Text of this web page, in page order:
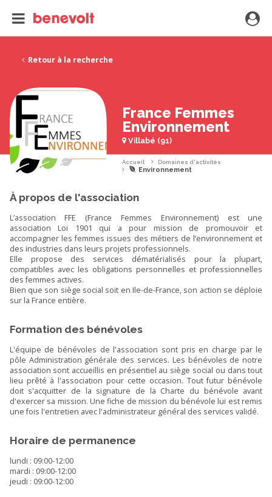
Retour à la recherche
France Femmes
Environnement
Villabé (91)
Accueil Domaines d'activités
Environnement
À propos de l'association
L’association FFE (France Femmes Environnement) est une
association Loi 1901 qui a pour mission de promouvoir et
accompagner les femmes issues des métiers de l’environnement et
des industries dans leurs projets professionnels.
Elle propose des services dématérialisés pour la plupart,
compatibles avec les obligations personnelles et professionnelles
des femmes actives.
Bien que son siège social soit en Ile-de-France, son action se déploie
sur la France entière.
Formation des bénévoles
L'équipe de bénévoles de l'association sont pris en charge par le
pôle Administration générale des services. Les bénévoles de notre
association sont accueillis en présentiel au siège social ou dans tout
lieu prêté à l'association pour cette occasion. Tout futur bénévole
doit s'acquitter de la signature de la Charte du bénévole avant
d'exercer sa mission. Une fiche de mission du bénévole lui est remis
une fois l'entretien avec l'administrateur général des services validé.
Horaire de permanence
lundi : 09:00-12:00
mardi : 09:00-12:00
jeudi : 09:00-12:00